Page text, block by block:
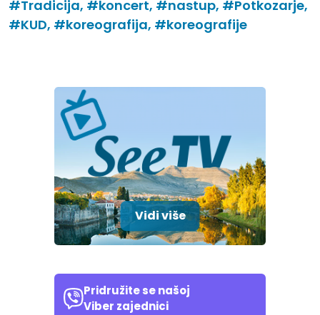
#Tradicija, #koncert, #nastup, #Potkozarje,
#KUD, #koreografija, #koreografije
Vidi više
Pridružite se našoj
Viber zajednici